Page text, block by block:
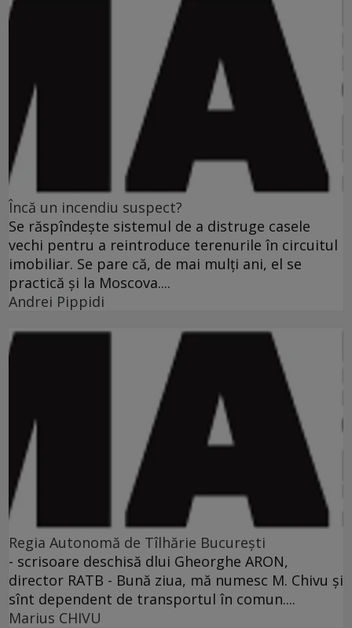
Încă un incendiu suspect?
Se răspîndeşte sistemul de a distruge casele
vechi pentru a reintroduce terenurile în circuitul
imobiliar. Se pare că, de mai mulţi ani, el se
practică şi la Moscova....
Andrei Pippidi
Regia Autonomă de Tîlhărie Bucureşti
- scrisoare deschisă dlui Gheorghe ARON,
director RATB - Bună ziua, mă numesc M. Chivu şi
sînt dependent de transportul în comun....
Marius CHIVU